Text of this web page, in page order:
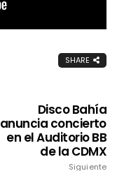
SHARE
Disco Bahía
anuncia concierto
en el Auditorio BB
de la CDMX
Siguiente